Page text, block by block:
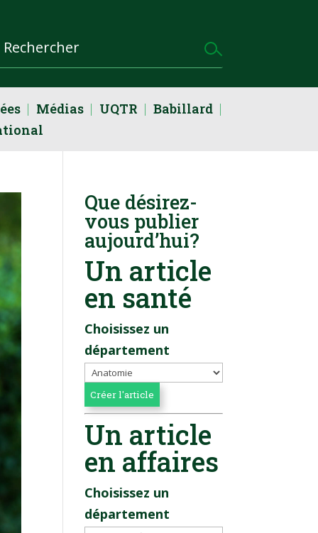
Médias UQTR
Babillard
Que désirez-
vous publier
aujourd’hui?
Un article
en santé
Choisissez un
département
Un article
en affaires
Choisissez un
département